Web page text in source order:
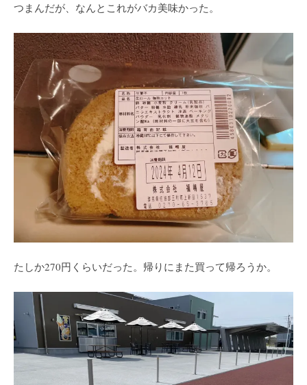
つまんだが、なんとこれがバカ美味かった。
たしか270円くらいだった。帰りにまた買って帰ろうか。